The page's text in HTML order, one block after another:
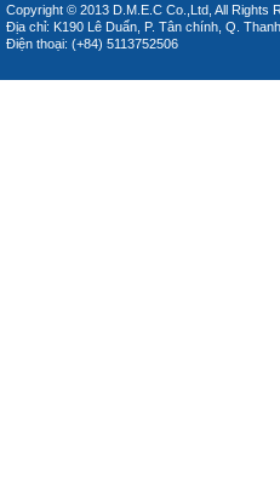
Copyright © 2013 D.M.E.C Co.,Ltd, All Rights
Địa chỉ: K190 Lê Duẩn, P. Tân chính, Q.
Điện thoại: (+84) 5113752506